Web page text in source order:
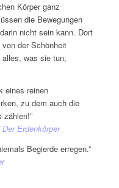
Körper ganz
die Bewegungen
nicht sein kann. Dort
der Schönheit
was sie tun,
eines reinen
zu dem auch die
zählen!”
Erdenkörper
Begierde erregen.”